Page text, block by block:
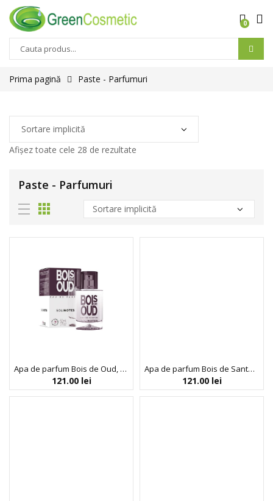
0
Prima pagină Paste - Parfumuri
Afișez toate cele 28 de rezultate
Paste - Parfumuri
Apa de parfum Bois de Oud, SoliNotes, 50 ml
121.00 lei
Apa de parfum Bois de Santal, SoliNotes, 50 ml
121.00 lei